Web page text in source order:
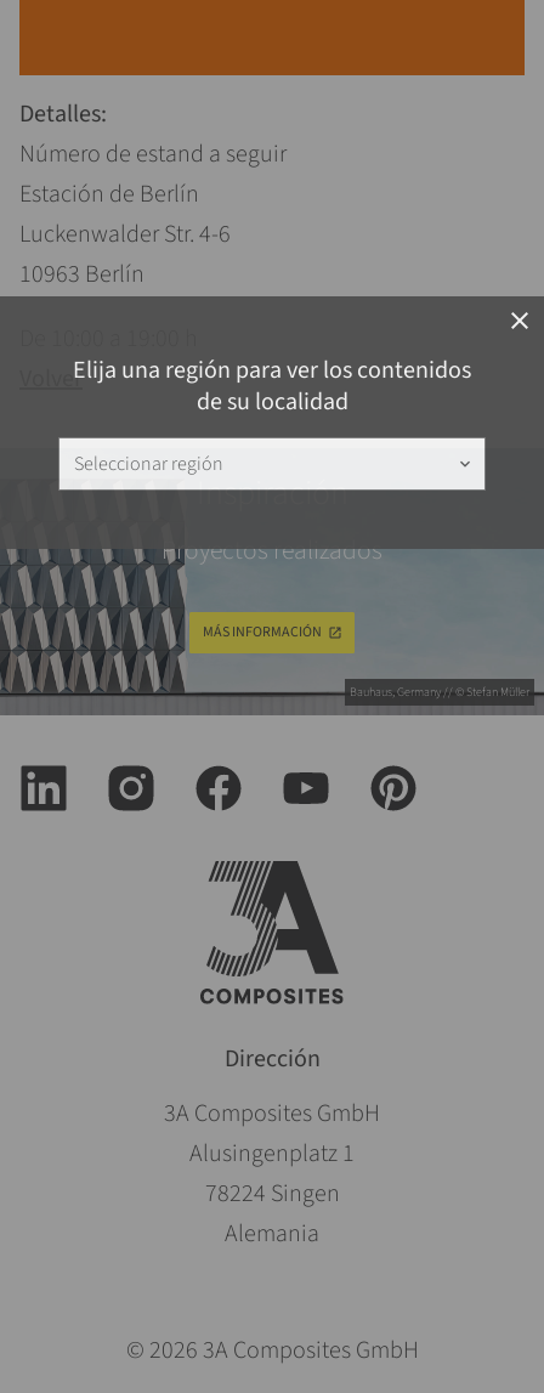
close
Elija una región para ver los contenidos
de su localidad
Seleccionar región keyboard_arrow_down
Detalles:
Número de estand a seguir
Estación de Berlín
Luckenwalder Str. 4-6
10963 Berlín
Volver
Bauhaus, Germany // © Stefan Müller
Inspiración
Proyectos realizados
MÁS INFORMACIÓN
Dirección
3A Composites GmbH
Alusingenplatz 1
78224 Singen
Alemania
© 2026 3A Composites GmbH